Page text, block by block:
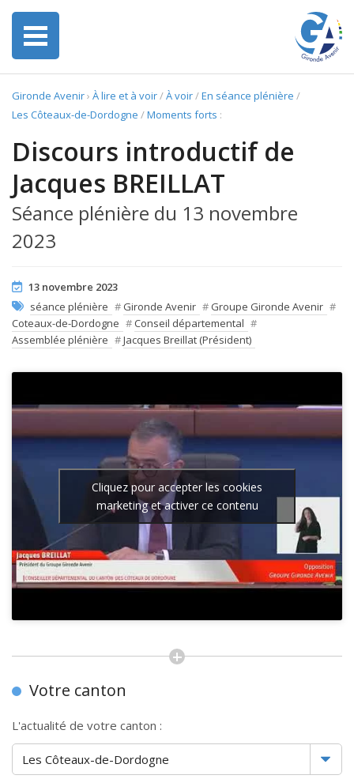
Gironde Avenir› À lire et à voir/À voir/En séance plénière /
Les Côteaux-de-Dordogne /Moments forts :
Discours introductif de
Jacques BREILLAT
Séance plénière du 13 novembre
2023
13 novembre 2023
séance plénière # Gironde Avenir # Groupe Gironde Avenir #
Coteaux-de-Dordogne # Conseil départemental #
Assemblée plénière #Jacques Breillat (Président)
Cliquez pour accepter les cookies
marketing et activer ce contenu
Votre canton
L'actualité de votre canton :